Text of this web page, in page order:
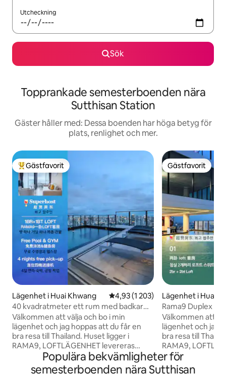
Utcheckning
Sök
Topprankade semesterboenden nära
Sutthisan Station
Gäster håller med: Dessa boenden har höga betyg för
plats, renlighet och mer.
Populär gästfavorit
Gästfavorit
Lägenhet i Huai Khwang 4,93 av 5 i genomsnittligt betyg,
4,93 (1 203)
40 kvadratmeter ett rum med badkar
balkong LOFT-D4 / bo 3 personer / tak
pool / nära RCA / nära tåg nattmarknad /
nära tonglor
Välkommen att välja och bo i min
lägenhet och jag hoppas att du får en
bra resa till Thailand. Huset ligger i
RAMA9, LOFTLÄGENHET levereras
2024.Rummet är cirka 40 kvadratmeter
stort och består av ett sovrum, ett
Gästfavorit
Gästfavorit
Lägenhet i Huai
Rama9 Duplex
och badkar A1/
personer/
Night Market/
Välkommen att
lägenhet och jag
bra resa till Thailand. Huset
RAMA9,
2024.Rummet är
två sovrum, ett
Populära bekvämligheter för
semesterboenden nära Sutthisan